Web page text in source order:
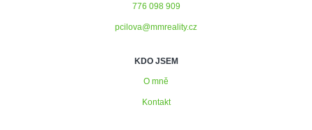
776 098 909
pcilova@mmreality.cz
KDO JSEM
O mně
Kontakt